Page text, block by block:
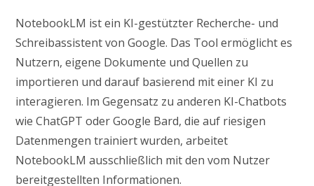
NotebookLM ist ein KI-gestützter Recherche- und
Schreibassistent von Google. Das Tool ermöglicht es
Nutzern, eigene Dokumente und Quellen zu
importieren und darauf basierend mit einer KI zu
interagieren. Im Gegensatz zu anderen KI-Chatbots
wie ChatGPT oder Google Bard, die auf riesigen
Datenmengen trainiert wurden, arbeitet
NotebookLM ausschließlich mit den vom Nutzer
bereitgestellten Informationen.